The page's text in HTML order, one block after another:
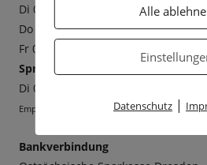
Di 09-12 Uhr und 13-18 Uhr
Do 09-12 Uhr und 13-16 Uhr
Fr 09-12 Uhr
Sprechzeiten Bürgermeister:
Di 09-12 Uhr und 13-18 Uhr
Empfehlenswert ist die Vereinbarung eines
Bankverbindung
Alle
Datenschutz|